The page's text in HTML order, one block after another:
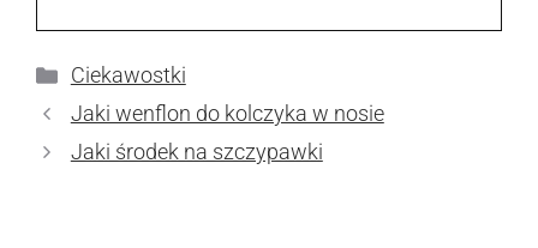
Kategorie
Ciekawostki
Jaki wenflon do kolczyka w nosie
Jaki środek na szczypawki